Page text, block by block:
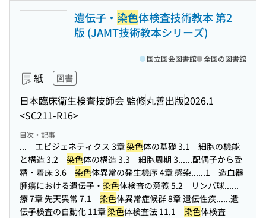
遺伝子・ 染色体検査技術教本 第2
版 (JAMT技術教本シリーズ)
紙 図書
日本臨床衛生検査技師会 監修丸善出版2026.1
<SC211-R16>
国立国会図書館 全国の図書館
目次・記事
... エピジェネティクス 3章染色体の基礎 3.1 細胞の機能
と構造 3.2 染色体の構造 3.3 細胞周期 3......配偶子から受
精・着床 3.6 染色体異常の発生機序 4章 感染......1 造血器
腫瘍における遺伝子・ 染色体検査の意義 5.2 リンパ球......
療 7章 先天異常 7.1 染色体異常症候群 8章 遺伝性疾......遺
伝子検査の自動化 11章染色体検査法 11.1 染色体検査